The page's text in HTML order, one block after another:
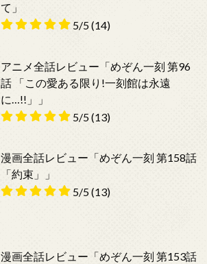
て」
5/5(14)
アニメ全話レビュー「めぞん一刻 第96
話 「この愛ある限り!一刻館は永遠
に…!!」」
5/5(13)
漫画全話レビュー「めぞん一刻 第158話
「約束」」
5/5(13)
漫画全話レビュー「めぞん一刻 第153話